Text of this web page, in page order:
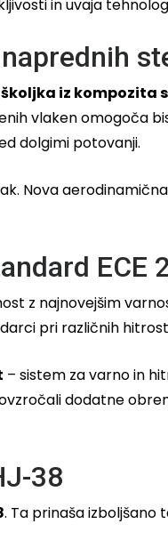
in uvaja
iz kompozita
vlaken omogoča
dolgimi potovanji.
Nova
ECE
z najnovejšim
pri različnih
– sistem za varno in
dodatne
38
. Ta prinaša izboljšano